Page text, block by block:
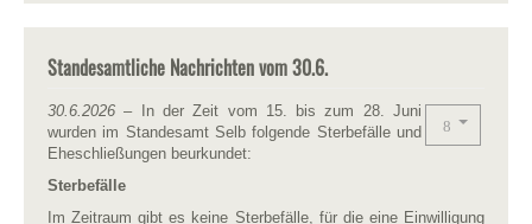
Standesamtliche Nachrichten vom 30.6.
30.6.2026 – In der Zeit vom 15. bis zum 28. Juni
wurden im Standesamt Selb folgende Sterbefälle und
Eheschließungen beurkundet:
Sterbefälle
Im Zeitraum gibt es keine Sterbefälle, für die eine Einwilligung